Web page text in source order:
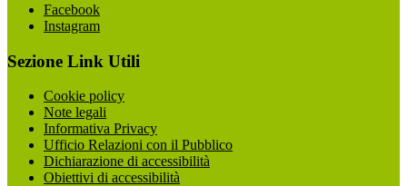
Facebook
Instagram
Sezione Link Utili
Cookie policy
Note legali
Informativa Privacy
Ufficio Relazioni con il Pubblico
Dichiarazione di accessibilità
Obiettivi di accessibilità